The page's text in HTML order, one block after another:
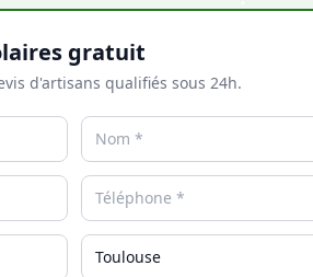
gratuit
d'artisans qualifiés sous 24h.